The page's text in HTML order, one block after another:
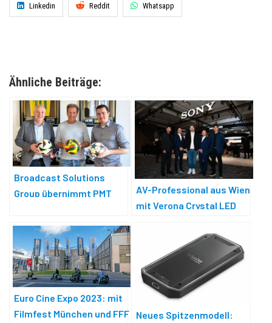
Linkedin Reddit Whatsapp
Ähnliche Beiträge:
Broadcast Solutions
Group übernimmt PMT
Technology
AV-Professional aus Wien
mit Verona Crystal LED
Euro Cine Expo 2023: mit
Filmfest München und FFF
Neues Spitzenmodell: